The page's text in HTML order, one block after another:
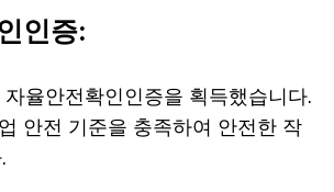
인증:
자율안전확인인증을 획득했습니다.
안전 기준을 충족하여 안전한 작